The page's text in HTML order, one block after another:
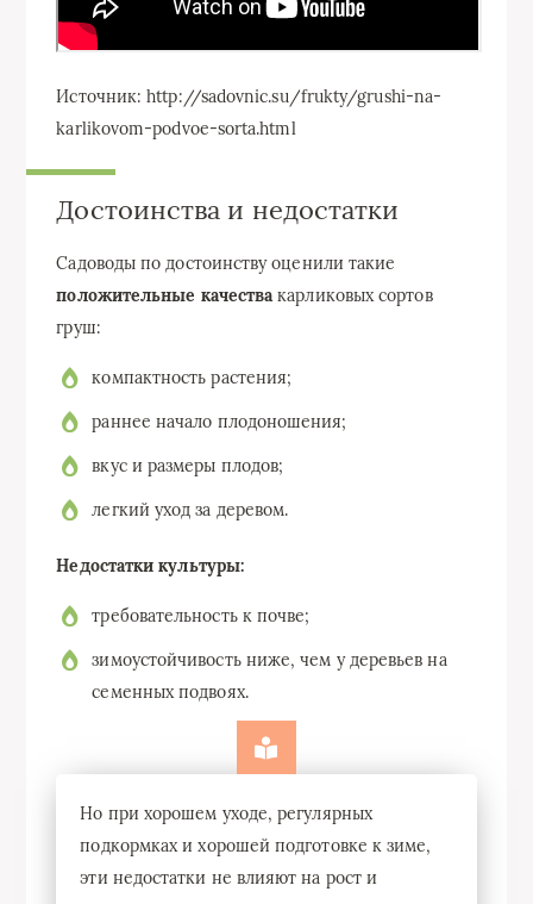
Источник: http://sadovnic.su/frukty/grushi-na-
karlikovom-podvoe-sorta.html
Достоинства и недостатки
Садоводы по достоинству оценили такие
положительные качества карликовых сортов
груш:
компактность растения;
раннее начало плодоношения;
вкус и размеры плодов;
легкий уход за деревом.
Недостатки культуры:
требовательность к почве;
зимоустойчивость ниже, чем у деревьев на
семенных подвоях.
Но при хорошем уходе, регулярных
подкормках и хорошей подготовке к зиме,
эти недостатки не влияют на рост и